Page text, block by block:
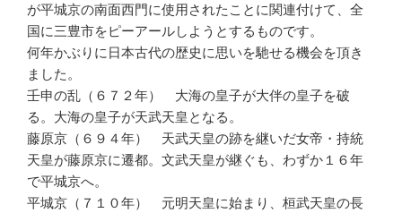
が平城京の南面西門に使用されたことに関連付けて、全
国に三豊市をピーアールしようとするものです。
何年かぶりに日本古代の歴史に思いを馳せる機会を頂き
ました。
壬申の乱（６７２年） 大海の皇子が大伴の皇子を破
る。大海の皇子が天武天皇となる。
藤原京（６９４年） 天武天皇の跡を継いだ女帝・持統
天皇が藤原京に遷都。文武天皇が継ぐも、わずか１６年
で平城京へ。
平城京（７１０年） 元明天皇に始まり、桓武天皇の長